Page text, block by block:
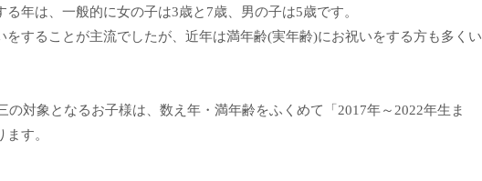
る年は、一般的に女の子は3歳と7歳、男の子は5歳です。
をすることが主流でしたが、近年は満年齢(実年齢)にお祝いをする方も多くい
の対象となるお子様は、数え年・満年齢をふくめて
「2017年～2022年生ま
ます。